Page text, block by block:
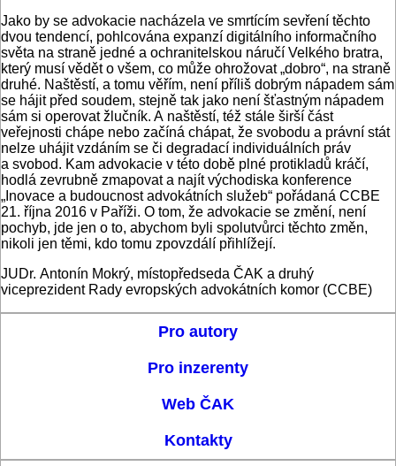
Jako by se advokacie nacházela ve smrtícím sevření těchto
dvou tendencí, pohlcována expanzí digitálního informačního
světa na straně jedné a ochranitelskou náručí Velkého bratra,
který musí vědět o všem, co může ohrožovat „dobro“, na straně
druhé. Naštěstí, a tomu věřím, není příliš dobrým nápadem sám
se hájit před soudem, stejně tak jako není šťastným nápadem
sám si operovat žlučník. A naštěstí, též stále širší část
veřejnosti chápe nebo začíná chápat, že svobodu a právní stát
nelze uhájit vzdáním se či degradací individuálních práv
a svobod. Kam advokacie v této době plné protikladů kráčí,
hodlá zevrubně zmapovat a najít východiska konference
„Inovace a budoucnost advokátních služeb“ pořádaná CCBE
21. října 2016 v Paříži. O tom, že advokacie se změní, není
pochyb, jde jen o to, abychom byli spolutvůrci těchto změn,
nikoli jen těmi, kdo tomu zpovzdálí přihlížejí.
JUDr. Antonín Mokrý, místopředseda ČAK a druhý
viceprezident Rady evropských advokátních komor (CCBE)
Pro autory
Pro inzerenty
Web ČAK
Kontakty